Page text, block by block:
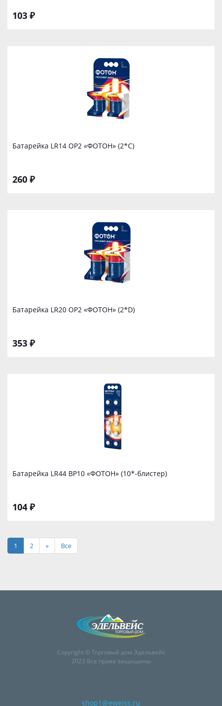
103 ₽
Батарейка LR14 ОР2 «ФОТОН» (2*С)
260 ₽
Батарейка LR20 ОР2 «ФОТОН» (2*D)
353 ₽
Батарейка LR44 ВР10 «ФОТОН» (10*-блистер)
104 ₽
1 2 » Все
Copyright © Торговый дом Эдельвейс
2023 Все права защищены
shop1@eweiss.ru